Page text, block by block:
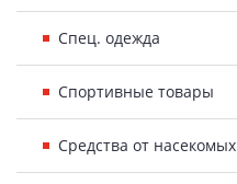
Спец. одежда
Спортивные товары
Средства от насекомых